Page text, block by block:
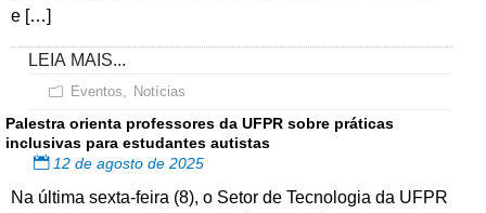
e […]
LEIA MAIS...
Eventos, Notícias
Palestra orienta professores da UFPR sobre práticas
inclusivas para estudantes autistas
12 de agosto de 2025
Na última sexta-feira (8), o Setor de Tecnologia da UFPR